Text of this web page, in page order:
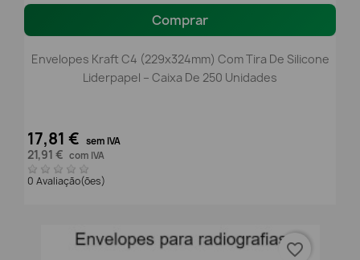
Comprar
Envelopes Kraft C4 (229x324mm) Com Tira De Silicone
Liderpapel – Caixa De 250 Unidades
17,81 € sem IVA
21,91 € com IVA
0 Avaliação(ões)
favorite_border